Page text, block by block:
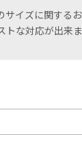
サイズに関する
トな対応が出来